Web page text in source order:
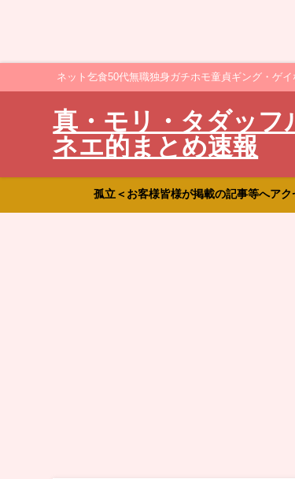
ネット乞食50代無職独身ガチホモ童貞ギング・ゲ
真・モリ・タダッフ
ネエ的まとめ速報
孤立＜お客様皆様が掲載の記事等へア